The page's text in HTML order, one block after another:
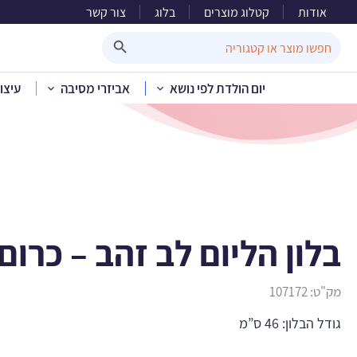
אודות קטלוג מוצרים בלוג צור קשר
for:
יום הולדת לפי נושא אביזרי מסיבה
בית»קטלוג
בלון הליום לב זהב –
מק"ט:107172
גודל הבלון: 46 ס”מ